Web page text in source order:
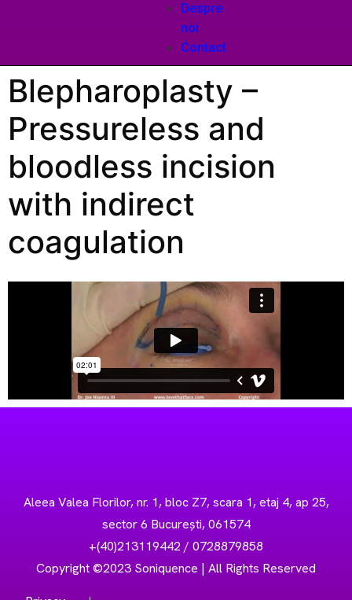
Despre
noi
Contact
Blepharoplasty –
Pressureless and
bloodless incision
with indirect
coagulation
Aleea Valea Florilor, nr. 1, bloc Z7, scara 1, etaj 4, ap 25,
sector 6 București, 061574
+(40)213119442 / 0728879858
Copyright ©2023 Soniquence | All Rights Reserved